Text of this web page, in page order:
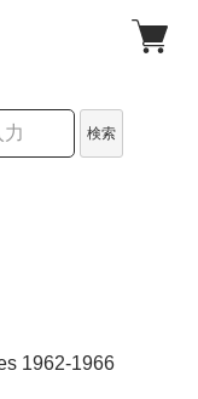
検索
1962-1966